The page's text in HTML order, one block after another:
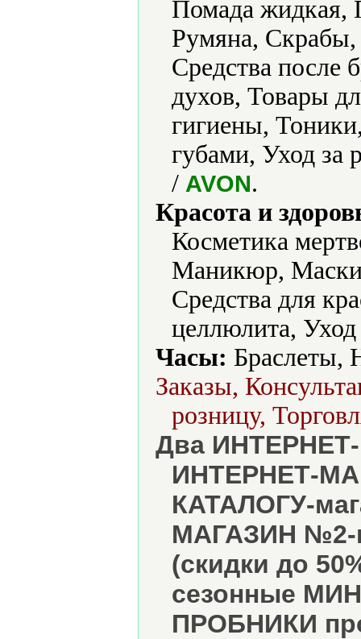
Помада жидкая,
Румяна, Скрабы,
Средства после
духов, Товары
гигиены,
губами, Уход
/ AVON.
Красота и
Косметика
Маникюр, Маски
Средства для
целлюлита,
Часы: Браслеты,
Заказы,
розницу,
Два
ИНТЕРНЕТ-
КАТАЛОГУ-
МАГАЗИН №2-
(скидки до
сезонные
ПРОБНИКИ